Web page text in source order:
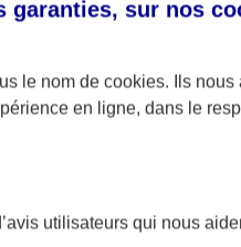
garanties, sur nos
le nom de cookies. Ils nous
en ligne, dans le
utilisateurs qui nous